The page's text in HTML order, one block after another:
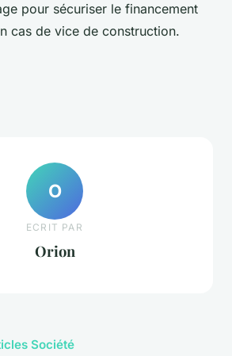
pour sécuriser le financement
cas de vice de construction.
O
ECRIT PAR
Orion
Société